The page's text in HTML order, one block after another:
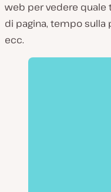
web per vedere quale
di pagina, tempo sulla
ecc.